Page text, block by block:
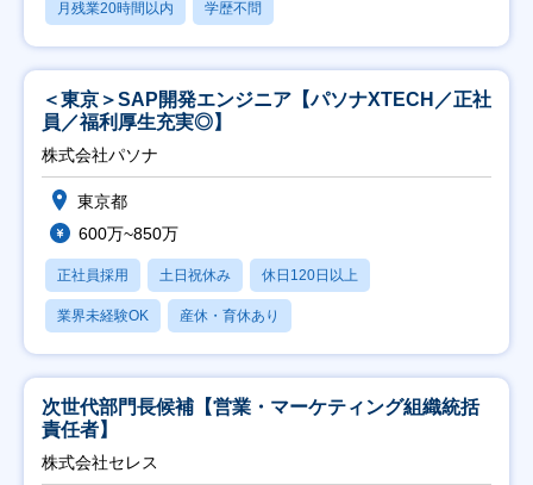
月残業20時間以内 学歴不問
＜東京＞SAP開発エンジニア【パソナXTECH／正社
員／福利厚生充実◎】
株式会社パソナ
東京都
600万~850万
正社員採用 土日祝休み 休日120日以上
業界未経験OK 産休・育休あり
次世代部門長候補【営業・マーケティング組織統括
責任者】
株式会社セレス